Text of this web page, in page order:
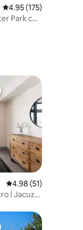
Calificación promedio:
4.95 (175)
Park con
Calificación
4.98 (51)
| Jacuzzi